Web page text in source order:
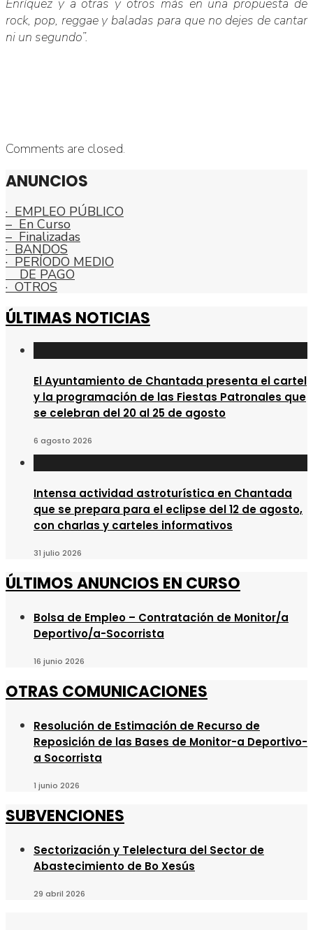
rock, pop, reggae y baladas para que no dejes de cantar
ni un segundo”.
Comments are closed.
ANUNCIOS
· EMPLEO PÚBLICO
– En Curso
– Finalizadas
· BANDOS
· PERÍODO MEDIO
DE PAGO
· OTROS
ÚLTIMAS NOTICIAS
El Ayuntamiento de Chantada presenta el cartel
y la programación de las Fiestas Patronales que
se celebran del 20 al 25 de agosto
6 agosto 2026
Intensa actividad astroturística en Chantada
que se prepara para el eclipse del 12 de agosto,
con charlas y carteles informativos
31 julio 2026
ÚLTIMOS ANUNCIOS EN CURSO
Bolsa de Empleo – Contratación de Monitor/a
Deportivo/a-Socorrista
16 junio 2026
OTRAS COMUNICACIONES
Resolución de Estimación de Recurso de
Reposición de las Bases de Monitor-a Deportivo-
a Socorrista
1 junio 2026
SUBVENCIONES
Sectorización y Telelectura del Sector de
Abastecimiento de Bo Xesús
29 abril 2026